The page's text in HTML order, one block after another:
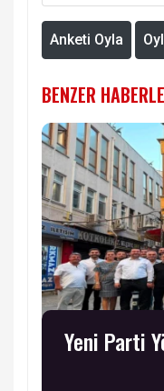
Anketi Oyla
BENZER
Yeni Parti